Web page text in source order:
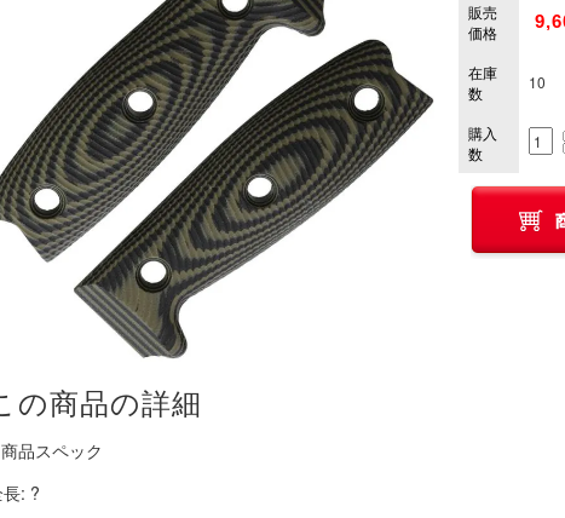
販売
価格
在庫
数
10
購入
数
の商品の詳細
品スペック
: ?